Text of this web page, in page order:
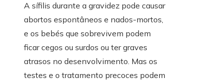
A sífilis durante a gravidez pode causar
abortos espontâneos e nados-mortos,
e os bebés que sobrevivem podem
ficar cegos ou surdos ou ter graves
atrasos no desenvolvimento. Mas os
testes e o tratamento precoces podem